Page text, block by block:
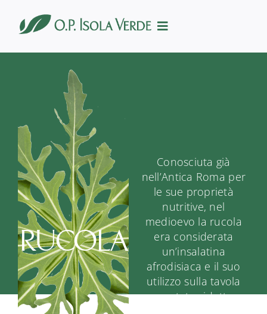
contenuto
Toggle
Produzione
Qualità
Servizi
Certificazioni
News
FAQ
Contatti
RUCOLA
Conosciuta già
nell’Antica Roma per
le sue proprietà
nutritive, nel
medioevo la rucola
era considerata
un’insalatina
afrodisiaca e il suo
utilizzo sulla tavola
era stato ridotto.